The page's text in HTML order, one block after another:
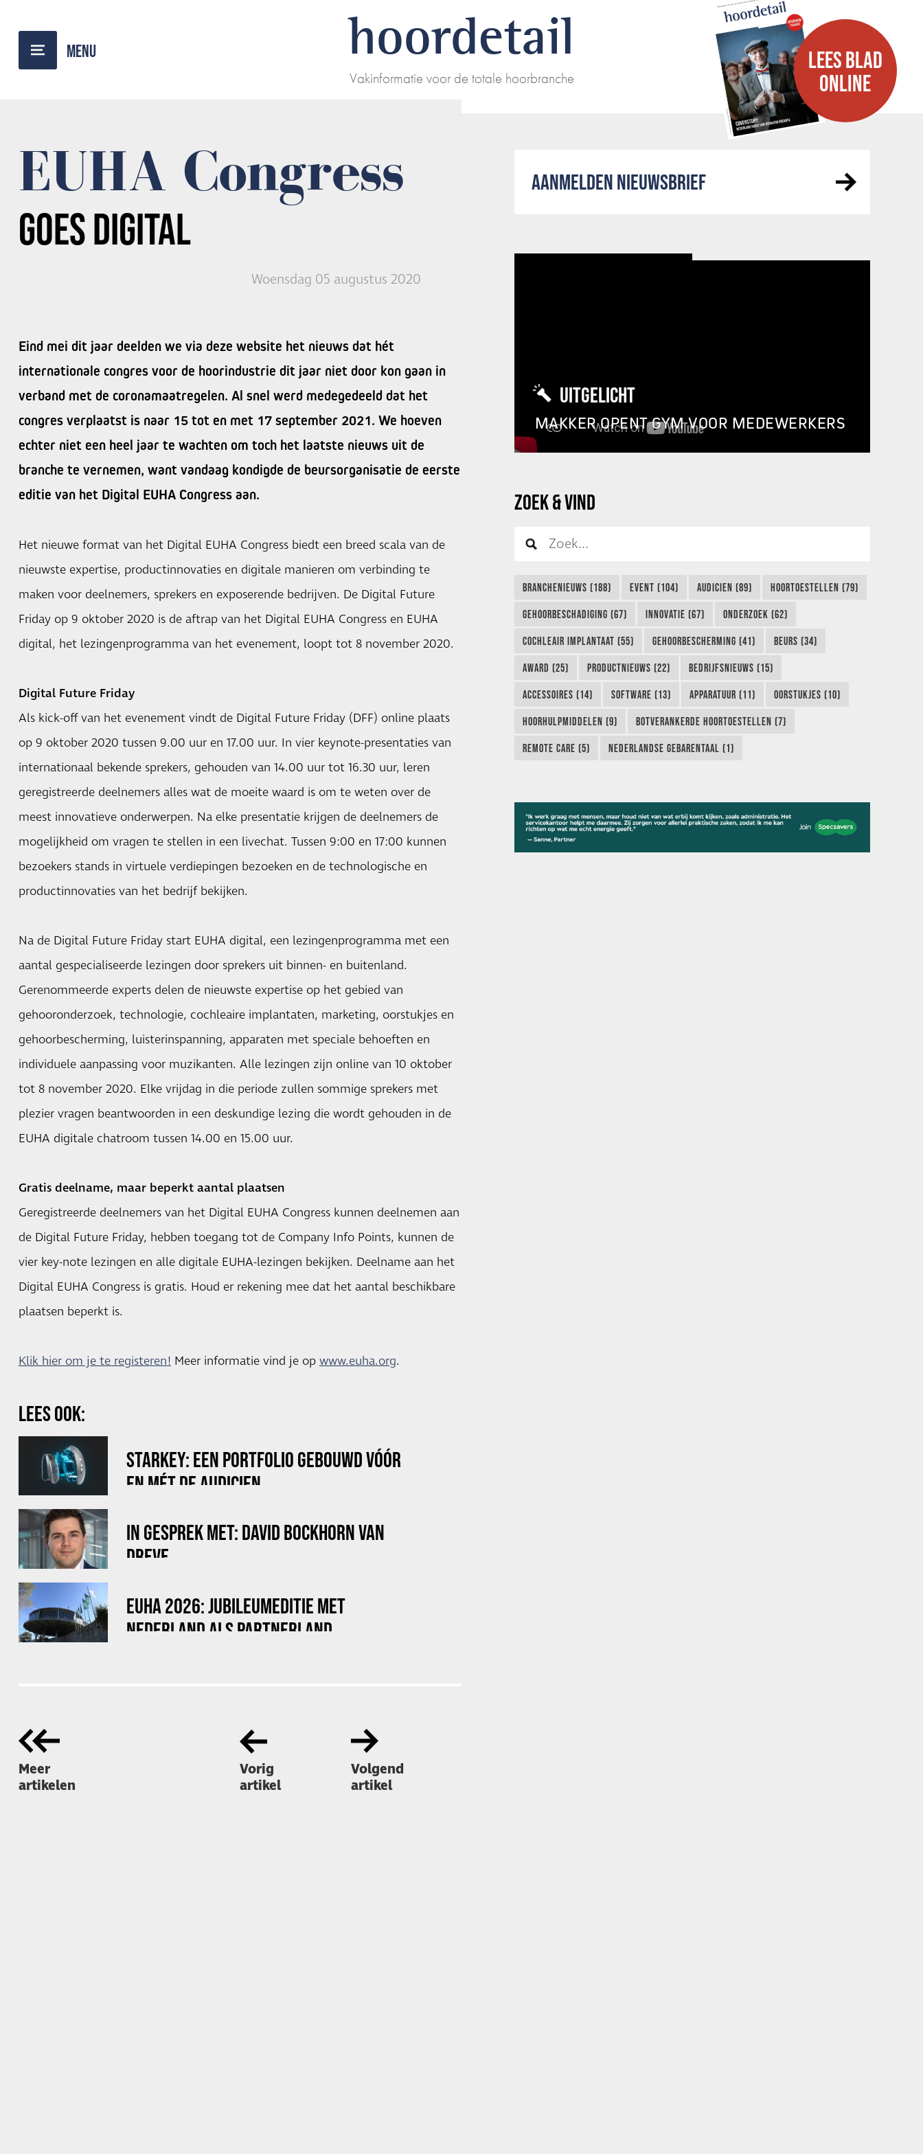
hoordetail
Vakinformatie voor de totale hoorbranche
LEES BLAD
ONLINE
EUHA Congress
GOESDIGITAL
Woensdag 05 augustus 2020
Eind mei dit jaar deelden we via deze website het nieuws dat hét
internationale congres voor de hoorindustrie dit jaar niet door kon gaan in
verband met de coronamaatregelen. Al snel werd medegedeeld dat het
congres verplaatst is naar 15 tot en met 17 september 2021. We hoeven
echter niet een heel jaar te wachten om toch het laatste nieuws uit de
branche te vernemen, want vandaag kondigde de beursorganisatie de eerste
editie van het Digital EUHA Congress aan.
Het nieuwe format van het Digital EUHA Congress biedt een breed scala van de
nieuwste expertise, productinnovaties en digitale manieren om verbinding te
maken voor deelnemers, sprekers en exposerende bedrijven. De Digital Future
Friday op 9 oktober 2020 is de aftrap van het Digital EUHA Congress en EUHA
digital, het lezingenprogramma van het evenement, loopt tot 8 november 2020.
Digital Future Friday
Als kick-off van het evenement vindt de Digital Future Friday (DFF) online plaats
op 9 oktober 2020 tussen 9.00 uur en 17.00 uur. In vier keynote-presentaties van
internationaal bekende sprekers, gehouden van 14.00 uur tot 16.30 uur, leren
geregistreerde deelnemers alles wat de moeite waard is om te weten over de
meest innovatieve onderwerpen. Na elke presentatie krijgen de deelnemers de
mogelijkheid om vragen te stellen in een livechat. Tussen 9:00 en 17:00 kunnen
bezoekers stands in virtuele verdiepingen bezoeken en de technologische en
productinnovaties van het bedrijf bekijken.
Na de Digital Future Friday start EUHA digital, een lezingenprogramma met een
aantal gespecialiseerde lezingen door sprekers uit binnen- en buitenland.
Gerenommeerde experts delen de nieuwste expertise op het gebied van
gehooronderzoek, technologie, cochleaire implantaten, marketing, oorstukjes en
gehoorbescherming, luisterinspanning, apparaten met speciale behoeften en
individuele aanpassing voor muzikanten. Alle lezingen zijn online van 10 oktober
tot 8 november 2020. Elke vrijdag in die periode zullen sommige sprekers met
plezier vragen beantwoorden in een deskundige lezing die wordt gehouden in de
EUHA digitale chatroom tussen 14.00 en 15.00 uur.
Gratis deelname, maar beperkt aantal plaatsen
Geregistreerde deelnemers van het Digital EUHA Congress kunnen deelnemen aan
de Digital Future Friday, hebben toegang tot de Company Info Points, kunnen de
vier key-note lezingen en alle digitale EUHA-lezingen bekijken. Deelname aan het
Digital EUHA Congress is gratis. Houd er rekening mee dat het aantal beschikbare
plaatsen beperkt is.
Klik hier om je te registeren! Meer informatie vind je op www.euha.org.
LEES OOK:
STARKEY: EEN PORTFOLIO GEBOUWD VÓÓR
EN MÉT DE AUDICIEN
IN GESPREK MET: DAVID BOCKHORN VAN
DREVE
EUHA 2026: JUBILEUMEDITIE MET
NEDERLAND ALS PARTNERLAND
Meer
artikelen
Vorig
artikel
Volgend
artikel
AANMELDEN NIEUWSBRIEF
UITGELICHT
MAKKER OPENT GYM VOOR MEDEWERKERS
ZOEK & VIND
BRANCHENIEUWS (188) EVENT (104) AUDICIEN (89) HOORTOESTELLEN (79)
GEHOORBESCHADIGING (67) INNOVATIE (67) ONDERZOEK (62)
COCHLEAIR IMPLANTAAT (55) GEHOORBESCHERMING (41) BEURS (34)
AWARD (25) PRODUCTNIEUWS (22) BEDRIJFSNIEUWS (15)
ACCESSOIRES (14) SOFTWARE (13) APPARATUUR (11) OORSTUKJES (10)
HOORHULPMIDDELEN (9) BOTVERANKERDE HOORTOESTELLEN (7)
REMOTE CARE (5) NEDERLANDSE GEBARENTAAL (1)